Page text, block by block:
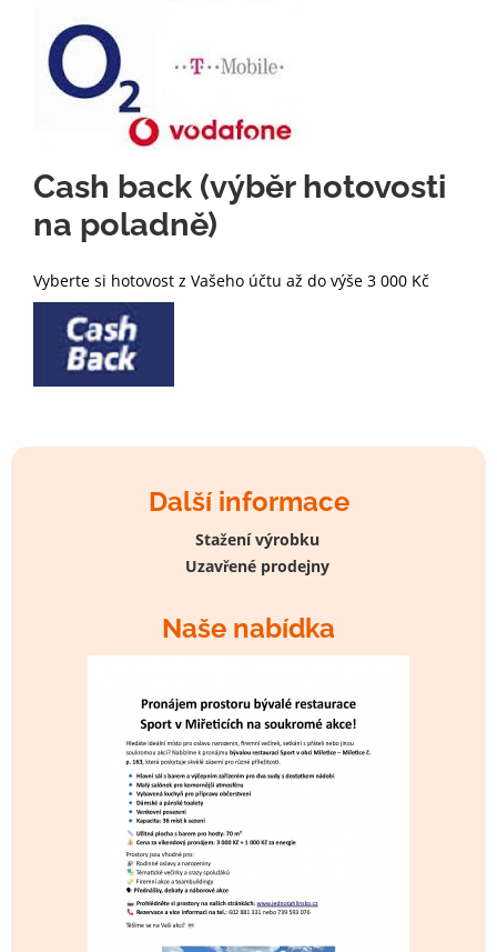
Další informace
Stažení výrobku
Uzavřené prodejny
Naše nabídka
Cash back (výběr hotovosti
na poladně)
Vyberte si hotovost z Vašeho účtu až do výše 3 000 Kč